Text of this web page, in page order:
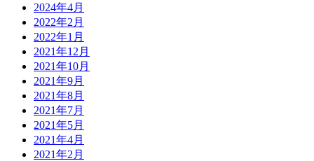
2024年4月
2022年2月
2022年1月
2021年12月
2021年10月
2021年9月
2021年8月
2021年7月
2021年5月
2021年4月
2021年2月